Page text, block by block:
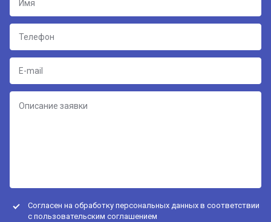
Согласен на обработку персональных данных в соответствии
с пользовательским соглашением